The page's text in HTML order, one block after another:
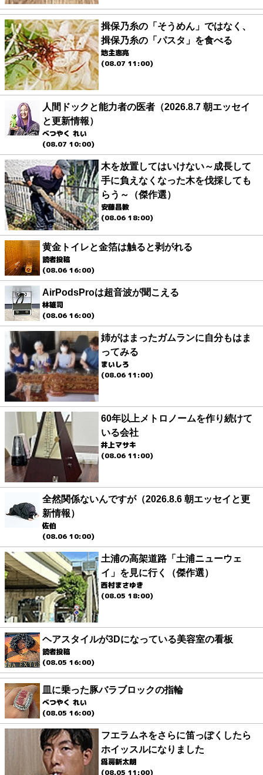
揖保乃糸の「そうめん」ではなく、
揖保乃糸の「パスタ」を食べる
地主恵亮
(08.07 11:00)
人間ドックと能力者の医者（2026.8.7 朝エッセイ
と更新情報）
べつやく れい
(08.07 10:00)
木を放置してはいけない～成長して
手に負えなくなった木を伐採しても
らう～（傑作選）
安藤昌教
(08.06 18:00)
黄金トイレと金箔は触ると剥がれる
読者投稿
(08.06 16:00)
AirPodsProは超音波が聞こえる
林雄司
(08.06 16:00)
姉がはまったガムランに自分もはま
ってみる
まいしろ
(08.06 11:00)
60年以上メトロノームを作り続けて
いる会社
井上マサキ
(08.06 11:00)
全然関係ないんですが（2026.8.6 朝エッセイと更
新情報）
佐伯
(08.06 10:00)
土浦の高架道路「土浦ニューウェ
イ」を見に行く（傑作選）
西村まさゆき
(08.05 18:00)
ヘアスタイルが3Dになっている美容室の看板
読者投稿
(08.05 16:00)
皿に乗った豚バラブロックの指輪
べつやく れい
(08.05 16:00)
フエラムネをさらに笛っぽくしたら
ホイッスルになりました
爲房新太朗
(08.05 11:00)